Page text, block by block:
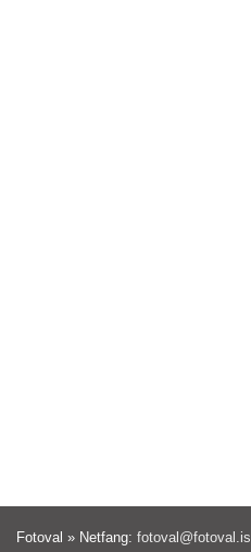
Fotoval » Netfang: fotoval@fotoval.is